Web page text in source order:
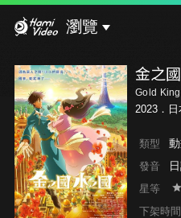
瀏覽
金之
Gold
2023．日
類型
發音
星等
下架時